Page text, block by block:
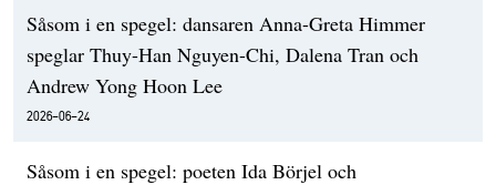
Såsom i en spegel: dansaren Anna-Greta Himmer
speglar Thuy-Han Nguyen-Chi, Dalena Tran och
Andrew Yong Hoon Lee
2026-06-24
Såsom i en spegel: poeten Ida Börjel och